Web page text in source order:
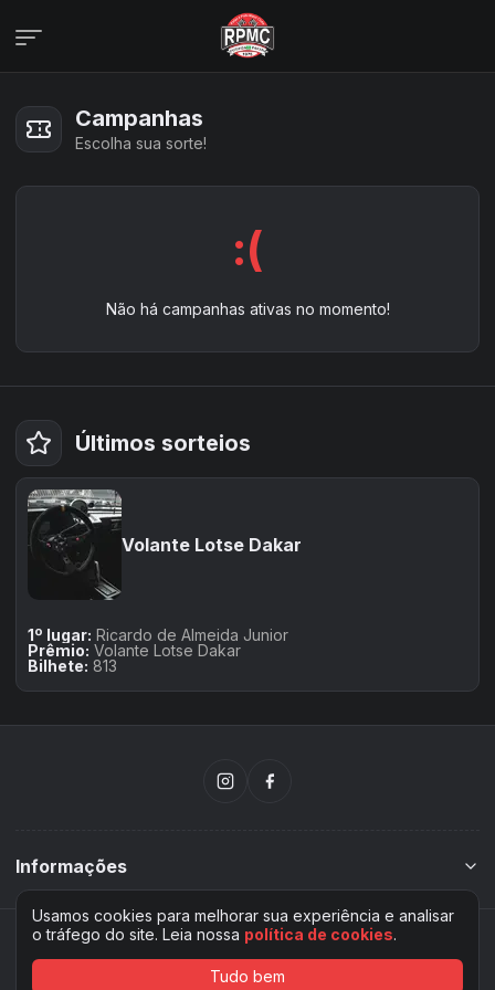
Veja todas as campanhas disponíveis
Campanhas
Escolha sua sorte!
:(
Não há campanhas ativas no momento!
Últimos sorteios
Volante Lotse Dakar
1º lugar: Ricardo de Almeida Junior
Prêmio: Volante Lotse Dakar
Bilhete: 813
Informações
Plataforma desenvolvida por
Voltar ao topo
Usamos cookies para melhorar sua experiência e analisar
o tráfego do site. Leia nossa política de cookies.
Tudo bem